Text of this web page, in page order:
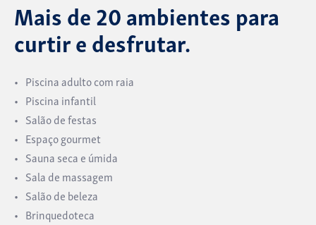
Mais de 20 ambientes para
curtir e desfrutar.
Piscina adulto com raia
Piscina infantil
Salão de festas
Espaço gourmet
Sauna seca e úmida
Sala de massagem
Salão de beleza
Brinquedoteca